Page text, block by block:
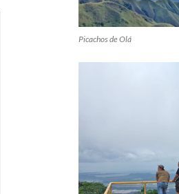
Picachos de Olá